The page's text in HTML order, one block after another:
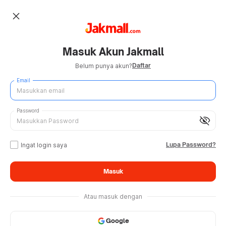
close
Masuk Akun Jakmall
Belum punya akun?Daftar
Email
visibility_off
Password
Ingat login saya Lupa Password?
Masuk
Atau masuk dengan
Google